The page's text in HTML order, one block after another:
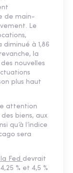
de main-
Le
à 1,86
la
nouvelles
plus haut
attention
biens, aux
qu’à l’indice
sera
la Fed devrait
% et 4,5 %